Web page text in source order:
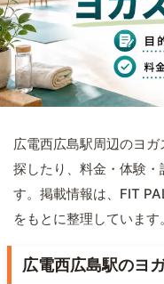
広電西広島駅周辺のヨ
探したり、料金・体験
す。掲載情報は、FIT
をもとに整理しています。
広電西広島駅のヨ